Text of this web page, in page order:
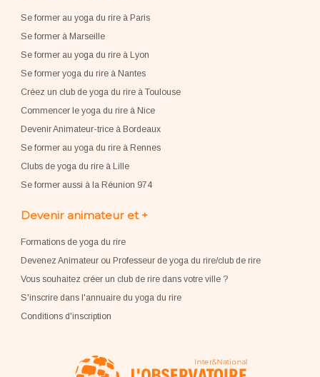
Se former au yoga du rire à Paris
Se former à Marseille
Se former au yoga du rire à Lyon
Se former yoga du rire à Nantes
Créez un club de yoga du rire à Toulouse
Commencer le yoga du rire à Nice
Devenir Animateur-trice à Bordeaux
Se former au yoga du rire à Rennes
Clubs de yoga du rire à Lille
Se former aussi à la Réunion 974
Devenir animateur et +
Formations de yoga du rire
Devenez Animateur ou Professeur de yoga du rire/club de rire
Vous souhaitez créer un club de rire dans votre ville ?
S'inscrire dans l'annuaire du yoga du rire
Conditions d'inscription